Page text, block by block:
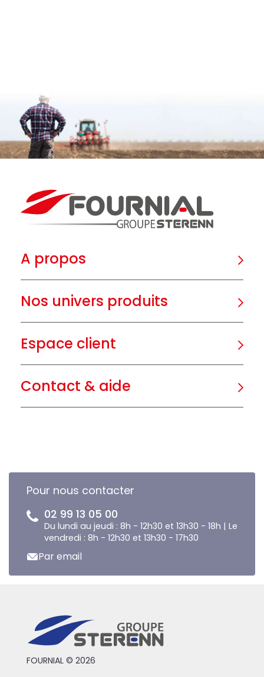
A propos
Nos univers produits
Espace client
Contact & aide
Pour nous contacter
02 99 13 05 00
Du lundi au jeudi : 8h - 12h30 et 13h30 - 18h | Le
vendredi : 8h - 12h30 et 13h30 - 17h30
Par email
FOURNIAL © 2026